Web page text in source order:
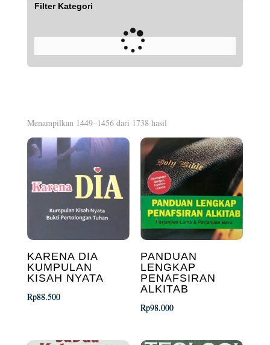
Filter Kategori
Menampilkan 1449–1456 dari 1738 hasilDiurutkan
menurut
yang
terbaru
KARENA DIA
KUMPULAN
KISAH NYATA
Rp88.500
PANDUAN
LENGKAP
PENAFSIRAN
ALKITAB
Rp98.000